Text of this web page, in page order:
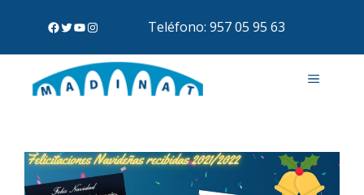
Teléfono: 957 05 95 63